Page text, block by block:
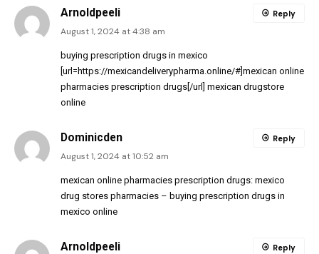
Arnoldpeeli
August 1, 2024 at 4:38 am
buying prescription drugs in mexico
[url=https://mexicandeliverypharma.online/#]mexican online
pharmacies prescription drugs[/url] mexican drugstore
online
Reply
Dominicden
August 1, 2024 at 10:52 am
mexican online pharmacies prescription drugs: mexico
drug stores pharmacies – buying prescription drugs in
mexico online
Reply
Arnoldpeeli Reply